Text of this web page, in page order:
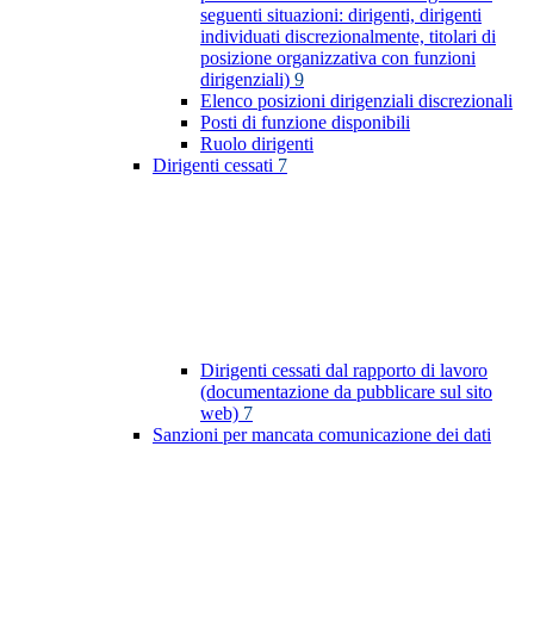
seguenti situazioni: dirigenti, dirigenti
individuati discrezionalmente, titolari di
posizione organizzativa con funzioni
dirigenziali) 9
Elenco posizioni dirigenziali discrezionali
Posti di funzione disponibili
Ruolo dirigenti
Dirigenti cessati 7
Dirigenti cessati dal rapporto di lavoro
(documentazione da pubblicare sul sito
web) 7
Sanzioni per mancata comunicazione dei dati